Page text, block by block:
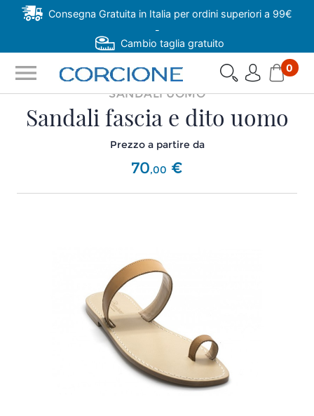
Consegna Gratuita in Italia per ordini superiori a 99€
-
Cambio taglia gratuito
menu 0
SANDALI UOMO
Sandali fascia e dito uomo
Prezzo a partire da
70,00 €